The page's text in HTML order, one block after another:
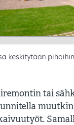
keskitytään
tai